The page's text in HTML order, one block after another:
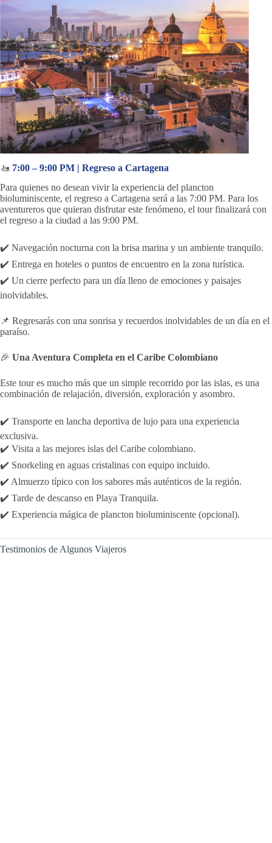
🚤 7:00 – 9:00 PM | Regreso a Cartagena
Para quienes no desean vivir la experiencia del plancton
bioluminiscente, el regreso a Cartagena será a las 7:00 PM. Para los
aventureros que quieran disfrutar este fenómeno, el tour finalizará con
el regreso a la ciudad a las 9:00 PM.
✔️ Navegación nocturna con la brisa marina y un ambiente tranquilo.
✔️ Entrega en hoteles o puntos de encuentro en la zona turística.
✔️ Un cierre perfecto para un día lleno de emociones y paisajes
inolvidables.
📌 Regresarás con una sonrisa y recuerdos inolvidables de un día en el
paraíso.
🎉 Una Aventura Completa en el Caribe Colombiano
Este tour es mucho más que un simple recorrido por las islas, es una
combinación de relajación, diversión, exploración y asombro.
✔️ Transporte en lancha deportiva de lujo para una experiencia
exclusiva.
✔️ Visita a las mejores islas del Caribe colombiano.
✔️ Snorkeling en aguas cristalinas con equipo incluido.
✔️ Almuerzo típico con los sabores más auténticos de la región.
✔️ Tarde de descanso en Playa Tranquila.
✔️ Experiencia mágica de plancton bioluminiscente (opcional).
Testimonios de Algunos Viajeros